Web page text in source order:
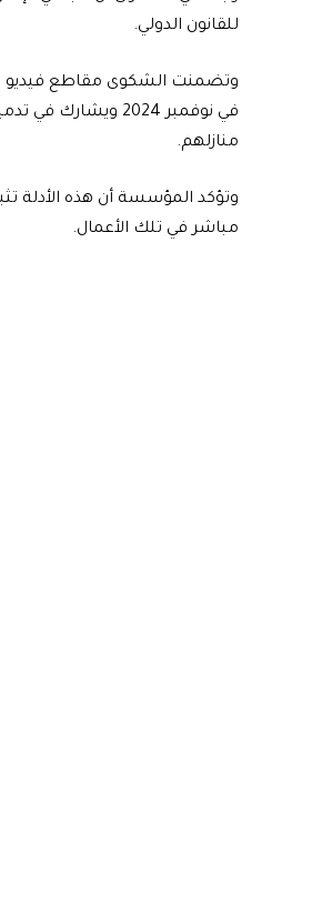
للقانون الدولي.
وتضمنت الشكوى مقاطع فيديو
في نوفمبر 2024
منازلهم.
وتؤكد المؤسسة أن هذه الأدلة
مباشر في تلك الأعمال.